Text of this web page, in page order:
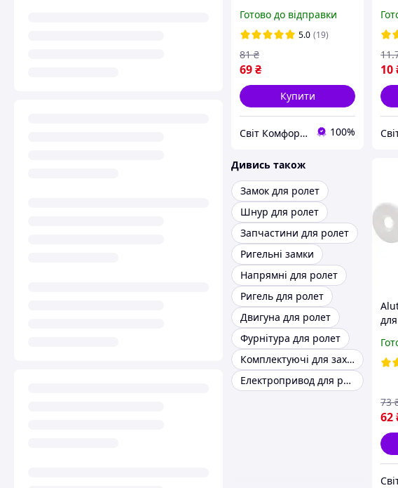
Готово до відправки
5.0 (19)
69₴
81 ₴
Купити
Світ Комфорту - Ворота, ролети, автоматика для воріт, жалюзі 100%
10
11
Дивись також
Замок для ролет
Шнур для ролет
Запчастини для ролет
Ригельні замки
Напрямні для ролет
Ригель для ролет
Двигуна для ролет
Фурнітура для ролет
Комплектуючі для захисних ролет
Електропривод для ролет
62
73